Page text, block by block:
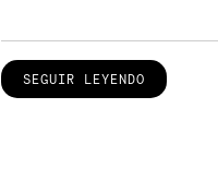
SEGUIR LEYENDO